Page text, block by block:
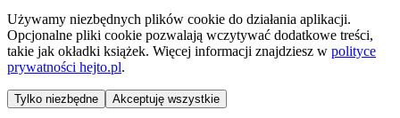
Używamy niezbędnych plików cookie do działania aplikacji.
Opcjonalne pliki cookie pozwalają wczytywać dodatkowe treści,
takie jak okładki książek. Więcej informacji znajdziesz w polityce
prywatności hejto.pl.
Tylko niezbędne Akceptuję wszystkie